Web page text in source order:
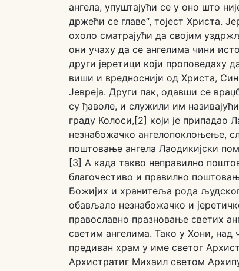
ангела, упуштајући се у оно што
држећи се главе“, тојест Христа.
охоло сматрајући да својим
они учаху да се ангелима чини
други јеретици који проповедаху
виши и вредноснији од Христа,
Јевреја. Други пак, одавши се
су ђаволе, и служили им
граду Колоси,[2] који је припадао
незнабожачко ангелопоклоњење,
поштовање ангела Лаодикијски
[3] А када такво неправилно
благочестиво и правилно
Божијих и хранитеља рода
обављало незнабожачко и
православно празновање светих
светим ангелима. Тако у Хони,
предиван храм у име светог
Архистратиг Михаил светом